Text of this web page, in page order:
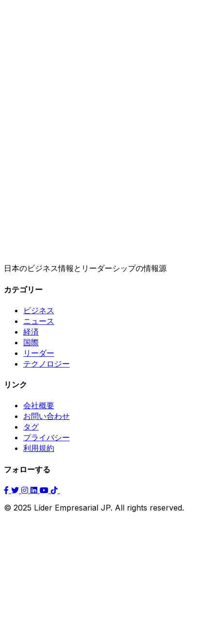
日本のビジネス情報とリーダーシップの情報源
カテゴリー
ビジネス
ニュース
経済
国際
リーダー
テクノロジー
リンク
会社概要
お問い合わせ
タグ
プライバシー
利用規約
フォローする
© 2025 Líder Empresarial JP. All rights reserved.